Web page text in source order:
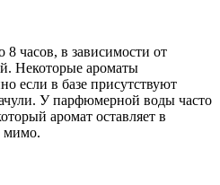
8 часов, в зависимости от
Некоторые ароматы
если в базе присутствуют
У парфюмерной воды часто
аромат оставляет в
мимо.